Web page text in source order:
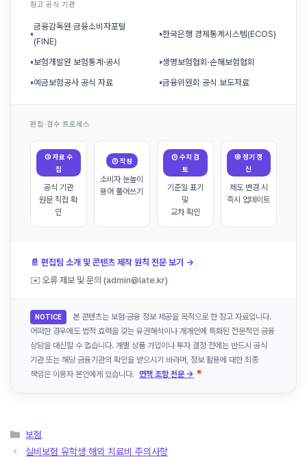
참고 공식 기관
▪
금융감독원 금융소비자포털
(FINE)
▪한국은행 경제통계시스템(ECOS)
▪보험개발원 보험통계·공시 ▪생명보험협회·손해보험협회
▪예금보험공사 공식 자료 ▪금융위원회 공식 보도자료
편집·검수 프로세스
① 자료 수
집
공식 기관
원문 직접 확
인
② 작성
소비자 눈높이
용어 풀어쓰기
③ 수치 검
토
기준일 표기
및
교차 확인
④ 정기 갱
신
제도 변경 시
즉시 업데이트
📄 편집팀 소개 및 콘텐츠 제작 원칙 전문 보기 →
✉️ 오류 제보 및 문의 (admin@late.kr)
NOTICE
본 콘텐츠는 보험·금융 정보 제공을 목적으로 한 참고 자료입니다.
어떠한 경우에도 법적 효력을 갖는 유권해석이나 개개인에 특화된 전문적인 금융
상담을 대신할 수 없습니다. 개별 상품 가입이나 투자 결정 전에는 반드시 공식
기관 또는 해당 금융기관의 확인을 받으시기 바라며, 정보 활용에 대한 최종
책임은 이용자 본인에게 있습니다. 면책 조항 전문 →
카
테
보험
실비보험 유학생 해외 치료비 주의사항